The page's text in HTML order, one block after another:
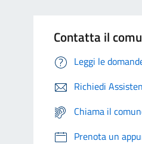
Contatta il
Leggi le
Richiedi
Chiama il
Prenota un